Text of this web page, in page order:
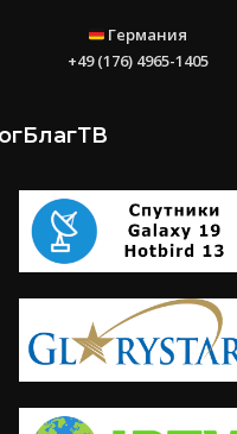
Германия
+49 (176) 4965-1405